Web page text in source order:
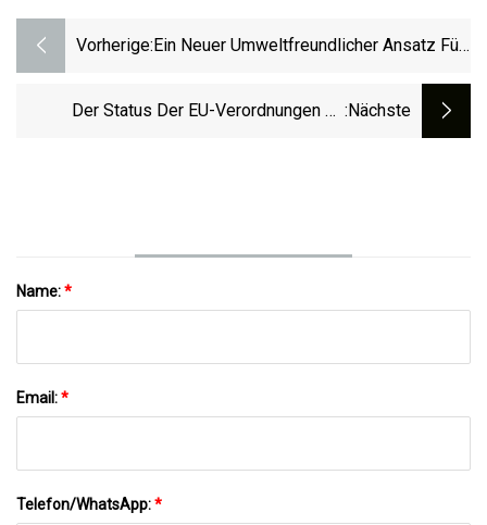
Vorherige: Ein Neuer Umweltfreundlicher Ansatz Für
Stabilisierung Von Lavandula Stoechas
Der Status Der EU-Verordnungen Zu :nächste
Name:*
Email:*
Telefon/WhatsApp:*